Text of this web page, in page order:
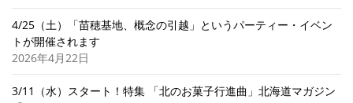
4/25（土）「苗穂基地、概念の引越」というパーティー・イベン
トが開催されます
2026年4月22日
3/11（水）スタート！特集 「北のお菓子行進曲」北海道マガジン